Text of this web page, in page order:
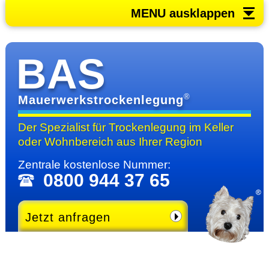
MENU ausklappen
BAS
Mauerwerkstrockenlegung®
Der Spezialist für Trocken­legung im Keller
oder Wohn­bereichaus Ihrer Region
Zentrale kosten­lose Nummer:
0800 944 37 65
Jetzt anfragen